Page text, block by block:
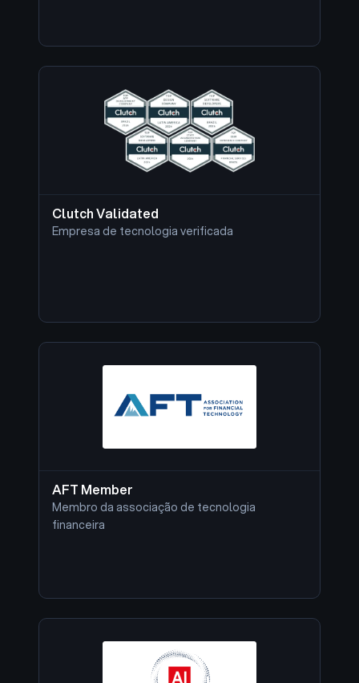
Clutch Validated
Empresa de tecnologia verificada
AFT Member
Membro da associação de tecnologia
financeira